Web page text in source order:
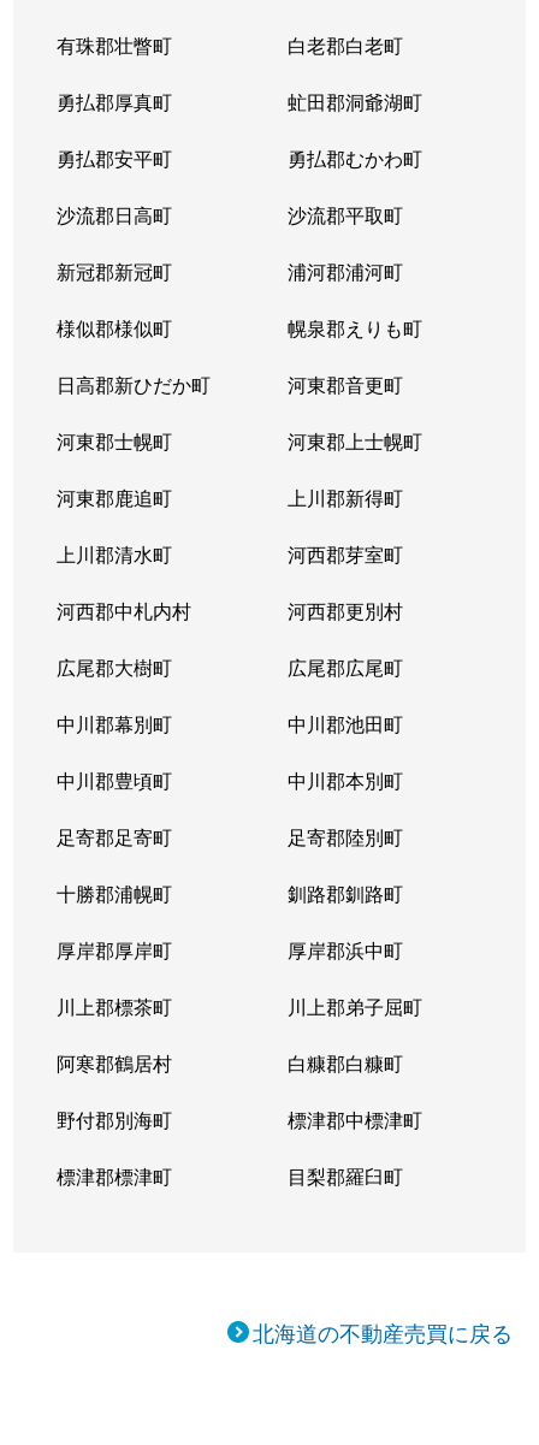
有珠郡壮瞥町 白老郡白老町
勇払郡厚真町 虻田郡洞爺湖町
勇払郡安平町 勇払郡むかわ町
沙流郡日高町 沙流郡平取町
新冠郡新冠町 浦河郡浦河町
様似郡様似町 幌泉郡えりも町
日高郡新ひだか町 河東郡音更町
河東郡士幌町 河東郡上士幌町
河東郡鹿追町 上川郡新得町
上川郡清水町 河西郡芽室町
河西郡中札内村 河西郡更別村
広尾郡大樹町 広尾郡広尾町
中川郡幕別町 中川郡池田町
中川郡豊頃町 中川郡本別町
足寄郡足寄町 足寄郡陸別町
十勝郡浦幌町 釧路郡釧路町
厚岸郡厚岸町 厚岸郡浜中町
川上郡標茶町 川上郡弟子屈町
阿寒郡鶴居村 白糠郡白糠町
野付郡別海町 標津郡中標津町
標津郡標津町 目梨郡羅臼町
北海道の不動産売買に戻る